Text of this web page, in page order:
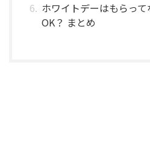
ホワイトデーはもらっ
OK？ まとめ